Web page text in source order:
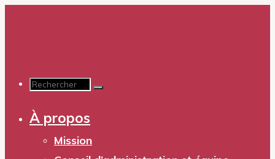
Recherche
pour :
À propos
Mission